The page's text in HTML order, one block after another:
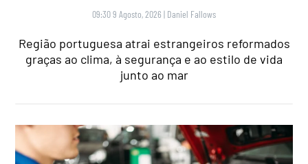
09:30 9 Agosto, 2026 | Daniel Fallows
Região portuguesa atrai estrangeiros reformados
graças ao clima, à segurança e ao estilo de vida
junto ao mar